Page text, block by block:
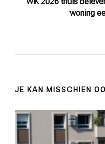
woning
JE KAN MISSCHIEN